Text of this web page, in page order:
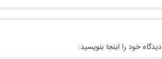
دیدگاه خود را اینجا بنویسید: